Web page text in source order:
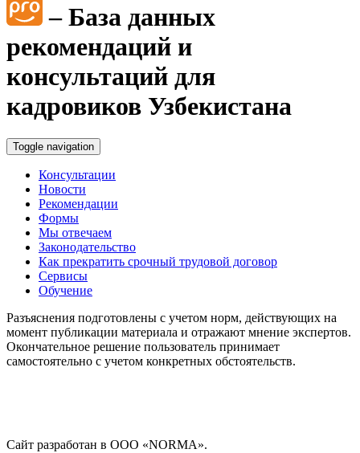
– База данных
рекомендаций и
консультаций для
кадровиков Узбекистана
Toggle navigation
Консультации
Новости
Рекомендации
Формы
Мы отвечаем
Законодательство
Как прекратить срочный трудовой договор
Сервисы
Обучение
Разъяснения подготовлены с учетом норм, действующих на
момент публикации материала и отражают мнение экспертов.
Окончательное решение пользователь принимает
самостоятельно с учетом конкретных обстоятельств.
Сайт разработан в ООО «NORMA».